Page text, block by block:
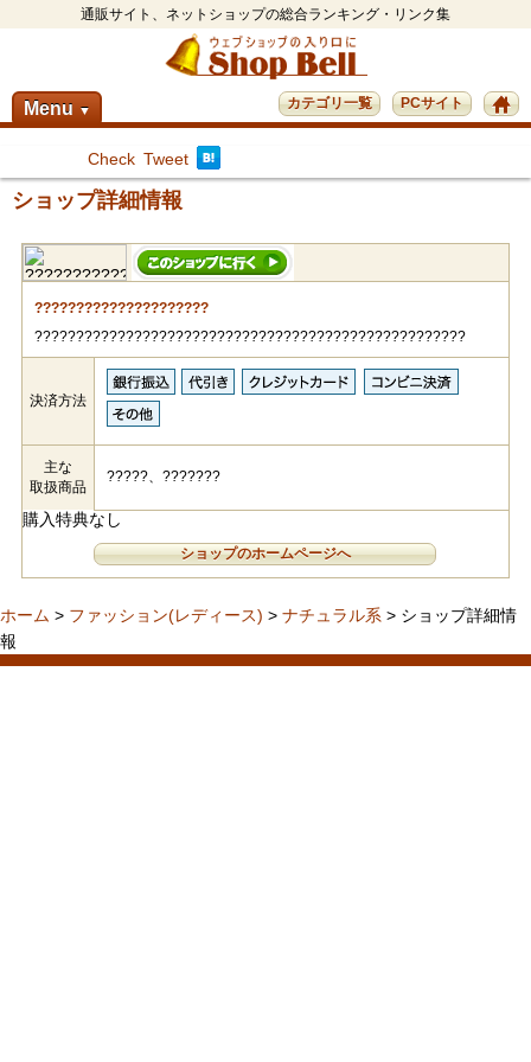
通販サイト、ネットショップの総合ランキング・リンク集
Menu ▼ PCサイト
カテゴリ一覧
Check Tweet
ショップ詳細情報
?????????????????????
????????????????????????????????????????????????????
決済方法
主な
取扱商品
?????、???????
購入特典なし
ショップのホームページへ
ホーム > ファッション(レディース) > ナチュラル系 > ショップ詳細情
報